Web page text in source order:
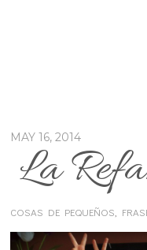
MAY 16, 2014
La
COSAS DE PEQUEÑOS